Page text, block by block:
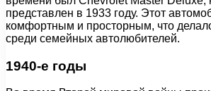
представлен в 1933 году. Этот
комфортным и просторным, что
среди семейных автолюбителей.
1940-е годы